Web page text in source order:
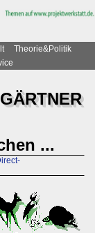
Theorie&Politik
...